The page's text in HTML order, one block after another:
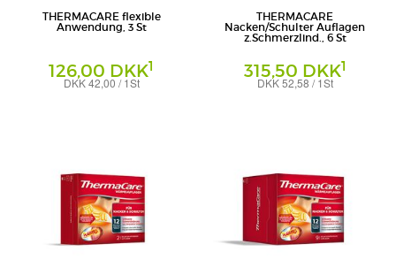
THERMACARE flexible
Anwendung, 3 St
126,00 DKK1
DKK 42,00 / 1St
THERMACARE
Nacken/Schulter Auflagen
z.Schmerzlind., 6 St
315,50 DKK1
DKK 52,58 / 1St